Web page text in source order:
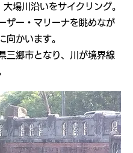
大場川沿いをサイクリング。
ザー・マリーナを眺めなが
向かいます。
三郷市となり、川が境界線